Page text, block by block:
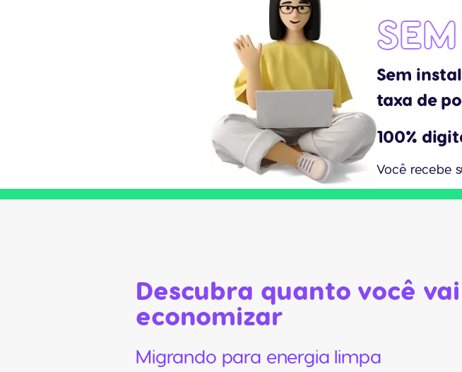
Sem
taxa de
100%
Você recebe
Descubra quanto você vai
economizar
Migrando para energia limpa